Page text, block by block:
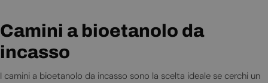
C
o
l
Camini a bioetanolo da
incasso
I camini a bioetanolo da incasso sono la scelta ideale se cerchi un